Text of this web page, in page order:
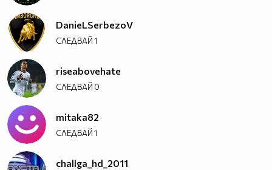
DanieLSerbezoV
СЛЕДВАЙ1
riseabovehate
СЛЕДВАЙ 0
mitaka82
СЛЕДВАЙ1
challga_hd_2011